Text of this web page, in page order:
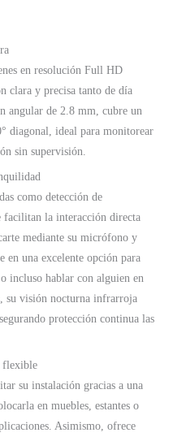
en resolución Full HD
clara y precisa tanto de día
angular de 2.8 mm, cubre un
diagonal, ideal para monitorear
sin supervisión.
como detección de
la interacción directa
mediante su micrófono y
en una excelente opción para
incluso hablar con alguien en
su visión nocturna infrarroja
protección continua las
flexible
su instalación gracias a una
en muebles, estantes o
Asimismo, ofrece